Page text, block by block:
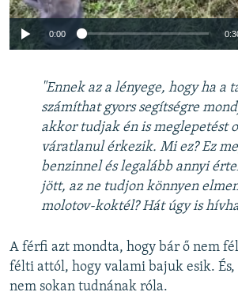
Auto 240p 360p
720p 1080p
0:00
"Ennek az a lényege, hogy ha a
számíthat gyors segítségre
akkor tudjak én is meglepetést
váratlanul érkezik. Mi ez? Ez
benzinnel és legalább annyi
jött, az ne tudjon könnyen
molotov-koktél? Hát úgy is
A férfi azt mondta, hogy bár ő nem
félti attól, hogy valami bajuk esik.
nem sokan tudnának róla.